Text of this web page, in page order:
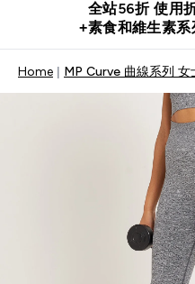
全站56折 使用
+素食和維生素
Home MP Curve 曲線系列